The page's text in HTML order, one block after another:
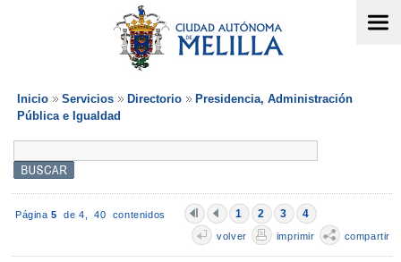
Inicio Servicios Directorio
Presidencia, Administración
Pública e Igualdad
Página 5 de 4,40 contenidos 1 2 3 4
volver imprimir compartir